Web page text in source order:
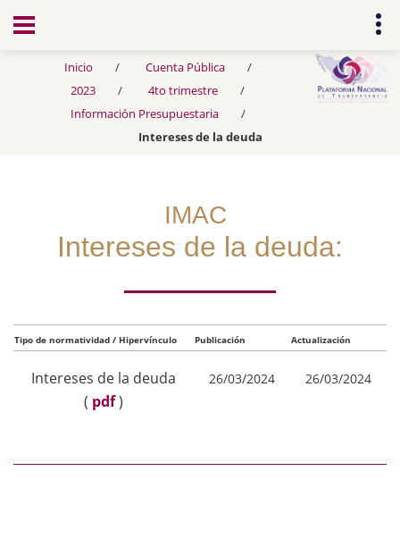
Transparencia
Inicio
Cuenta Pública
2023
4to trimestre
Información Presupuestaria
Intereses de la deuda
IMAC
Intereses de la deuda:
Tipo de normatividad / Hipervínculo Publicación Actualización
Intereses de la deuda
( pdf)
26/03/2024 26/03/2024